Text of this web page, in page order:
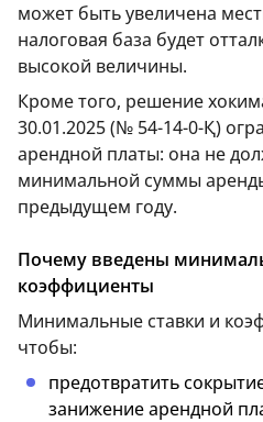
может быть увеличена
налоговая база будет
высокой величины.
Кроме того, решение
30.01.2025 (№ 54-14-0-Қ)
арендной платы: она не
минимальной суммы
предыдущем году.
Почему введены
коэффициенты
Минимальные ставки и
чтобы:
предотвратить
занижение арендной